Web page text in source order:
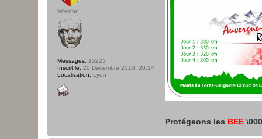
Protégeons les BEE
Mécène
Messages: 15223
Inscrit le: 20 Décembre 2010, 20:14
Localisation: Lyon